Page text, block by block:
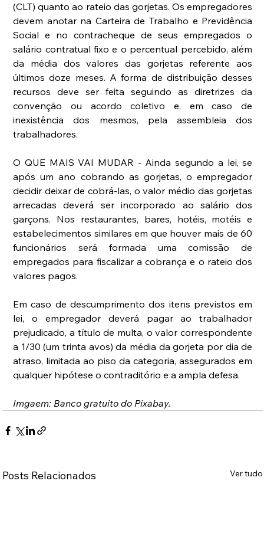
(CLT) quanto ao rateio das gorjetas. Os empregadores
devem anotar na Carteira de Trabalho e Previdência
Social e no contracheque de seus empregados o
salário contratual fixo e o percentual percebido, além
da média dos valores das gorjetas referente aos
últimos doze meses. A forma de distribuição desses
recursos deve ser feita seguindo as diretrizes da
convenção ou acordo coletivo e, em caso de
inexistência dos mesmos, pela assembleia dos
trabalhadores.
O QUE MAIS VAI MUDAR - Ainda segundo a lei, se
após um ano cobrando as gorjetas, o empregador
decidir deixar de cobrá-las, o valor médio das gorjetas
arrecadas deverá ser incorporado ao salário dos
garçons. Nos restaurantes, bares, hotéis, motéis e
estabelecimentos similares em que houver mais de 60
funcionários será formada uma comissão de
empregados para fiscalizar a cobrança e o rateio dos
valores pagos.
Em caso de descumprimento dos itens previstos em
lei, o empregador deverá pagar ao trabalhador
prejudicado, a título de multa, o valor correspondente
a 1/30 (um trinta avos) da média da gorjeta por dia de
atraso, limitada ao piso da categoria, assegurados em
qualquer hipótese o contraditório e a ampla defesa.
Imgaem: Banco gratuito do Pixabay.
Posts Relacionados Ver tudo